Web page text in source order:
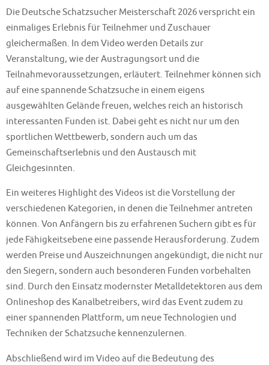
Die Deutsche Schatzsucher Meisterschaft 2026 verspricht ein
einmaliges Erlebnis für Teilnehmer und Zuschauer
gleichermaßen. In dem Video werden Details zur
Veranstaltung, wie der Austragungsort und die
Teilnahmevoraussetzungen, erläutert. Teilnehmer können sich
auf eine spannende Schatzsuche in einem eigens
ausgewählten Gelände freuen, welches reich an historisch
interessanten Funden ist. Dabei geht es nicht nur um den
sportlichen Wettbewerb, sondern auch um das
Gemeinschaftserlebnis und den Austausch mit
Gleichgesinnten.
Ein weiteres Highlight des Videos ist die Vorstellung der
verschiedenen Kategorien, in denen die Teilnehmer antreten
können. Von Anfängern bis zu erfahrenen Suchern gibt es für
jede Fähigkeitsebene eine passende Herausforderung. Zudem
werden Preise und Auszeichnungen angekündigt, die nicht nur
den Siegern, sondern auch besonderen Funden vorbehalten
sind. Durch den Einsatz modernster Metalldetektoren aus dem
Onlineshop des Kanalbetreibers, wird das Event zudem zu
einer spannenden Plattform, um neue Technologien und
Techniken der Schatzsuche kennenzulernen.
Abschließend wird im Video auf die Bedeutung des